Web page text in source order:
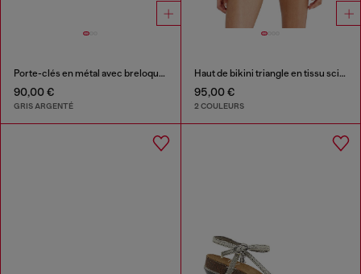
Porte-clés en métal avec breloques à logo
90,00 €
GRIS ARGENTÉ
Haut de bikini triangle en tissu scintillant
95,00 €
2 COULEURS